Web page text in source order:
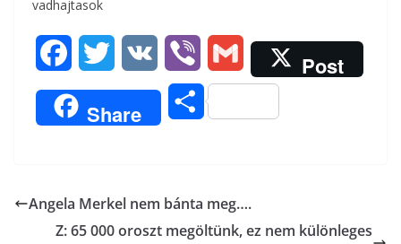
vadhajtasok
a
c
b
o
w
i
t
e
K
i
b
r
m
a
Post
Share
O
z
Angela Merkel nem bánta meg….
Z: 65 000 oroszt megöltünk, ez nem különleges